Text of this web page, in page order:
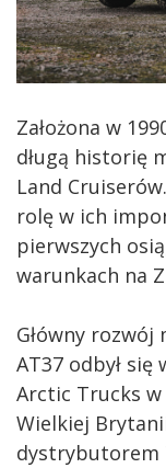
Założona w
długą historię
Land
rolę w ich
pierwszych
warunkach na
Główny rozwój
AT37 odbył
Arctic Trucks w
Wielkiej
dystrybutorem